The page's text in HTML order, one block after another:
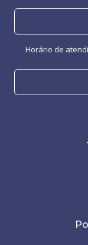
Horário de